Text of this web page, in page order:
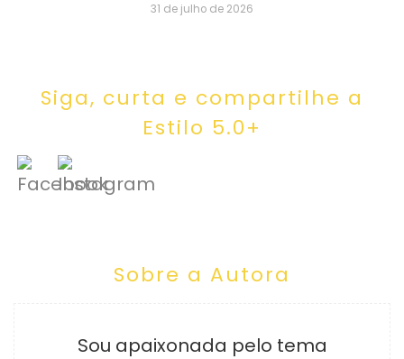
31 de julho de 2026
Siga, curta e compartilhe a
Estilo 5.0+
Sobre a Autora
Sou apaixonada pelo tema